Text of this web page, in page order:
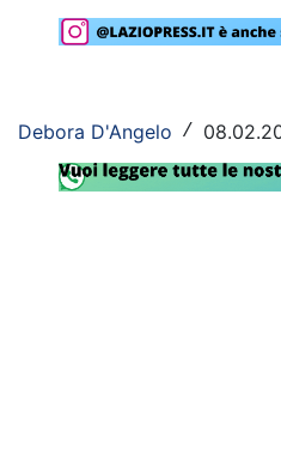
Primavera
Lazio Women
Rassegna Lazio
Debora D'Angelo /